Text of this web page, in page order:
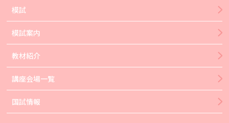
模試
模試案内
教材紹介
講座会場一覧
国試情報